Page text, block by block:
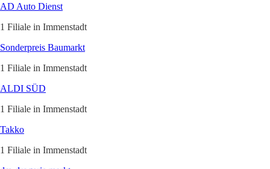
AD Auto Dienst
1 Filiale in Immenstadt
Sonderpreis Baumarkt
1 Filiale in Immenstadt
ALDI SÜD
1 Filiale in Immenstadt
Takko
1 Filiale in Immenstadt